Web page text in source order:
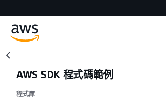
AWS SDK 程式碼範例
程式庫